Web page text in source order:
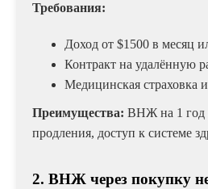
Требования:
Доход от $1500 в месяц
Контракт на удалённую
Медицинская страховка
Преимущества: ВНЖ на 1 год
продления, доступ к системе
2. ВНЖ через покупку